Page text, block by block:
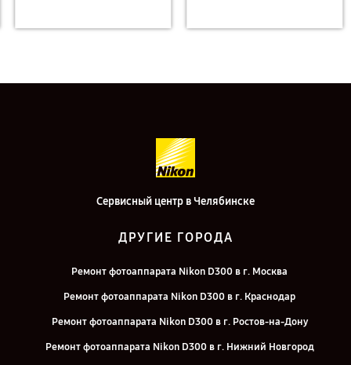
Сервисный центр в Челябинске
ДРУГИЕ ГОРОДА
Ремонт фотоаппарата Nikon D300 в г. Москва
Ремонт фотоаппарата Nikon D300 в г. Краснодар
Ремонт фотоаппарата Nikon D300 в г. Ростов-на-Дону
Ремонт фотоаппарата Nikon D300 в г. Нижний Новгород